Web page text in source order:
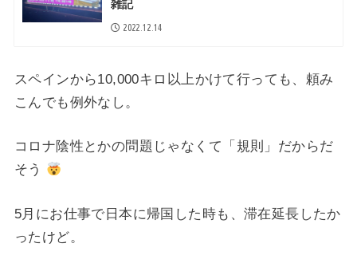
雑記
2022.12.14
スペインから10,000キロ以上かけて行っても、 頼み
こんでも例外なし。
コロナ陰性とかの問題じゃなくて「規則」だからだ
そう
5月にお仕事で日本に帰国した時も、滞在延長したか
ったけど。